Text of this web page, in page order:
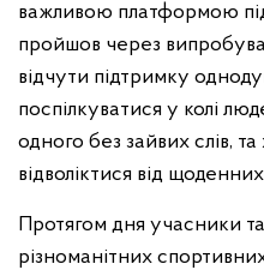
важливою платформою
пройшов через
відчути підтримку
поспілкуватися у колі
одного без зайвих слів,
відволіктися від
Протягом дня учасники
різноманітних